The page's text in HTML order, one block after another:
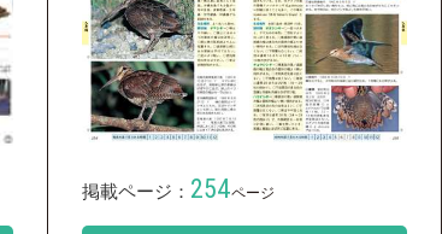
掲載ページ： 254ページ